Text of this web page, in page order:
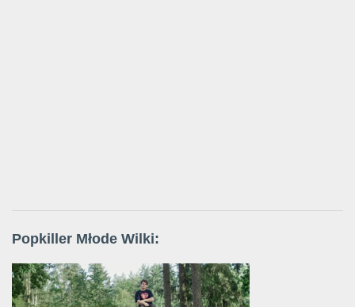
Popkiller Młode Wilki: